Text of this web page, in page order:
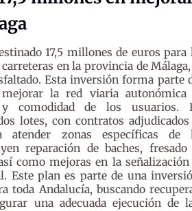
17,5 millones de euros para
en la provincia de
Esta inversión forma parte
la red viaria autonómica
comodidad de los usuarios.
lotes, con contratos adjudicados
atender zonas específicas de
reparación de baches,
como mejoras en la
Este plan es parte de una
toda Andalucía, buscando
una adecuada ejecución de